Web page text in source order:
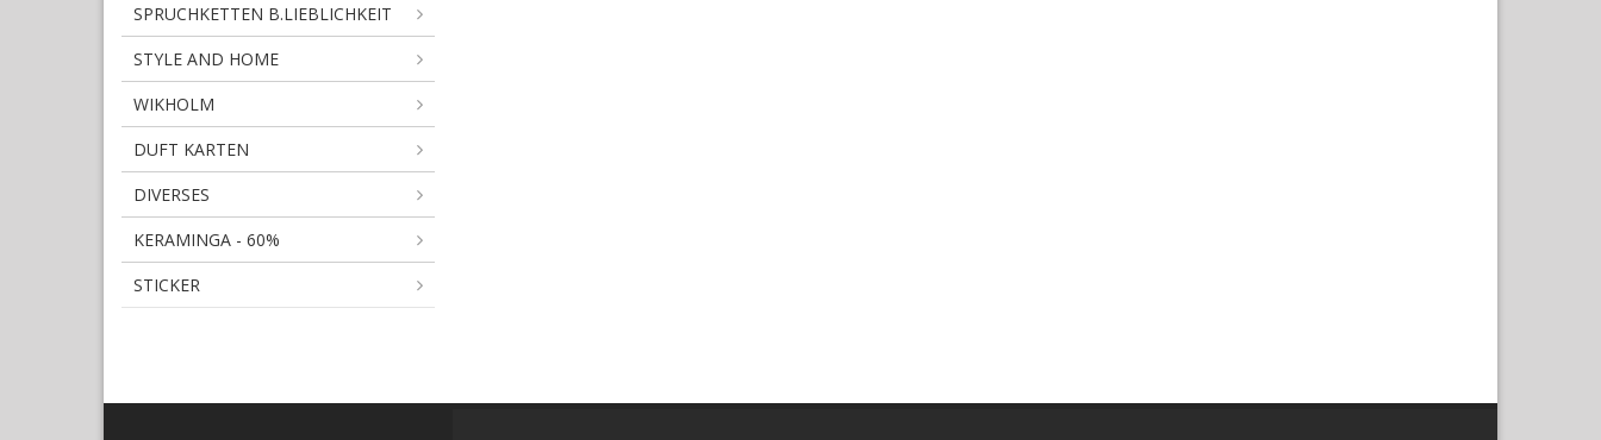
SPRUCHKETTEN B.LIEBLICHKEIT
STYLE AND HOME
WIKHOLM
DUFT KARTEN
DIVERSES
KERAMINGA - 60%
STICKER